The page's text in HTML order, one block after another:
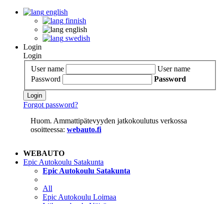
english
finnish
english
swedish
Login
Login
User name
User name
Password
Password
Login
Forgot password?
Huom. Ammattipätevyyden jatkokoulutus verkossa
osoitteessa: webauto.fi
WEBAUTO
Epic Autokoulu Satakunta
Epic Autokoulu Satakunta
All
Epic Autokoulu Loimaa